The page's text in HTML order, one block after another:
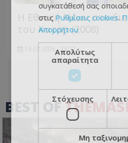
Η Εθνική Νέων στο
του Κατάρ (2008)
15.07.2026 - 15:27
BEST OF
συγκατάθεσή σας
στις Ρυθμίσεις cookies.
Απορρήτου
Απολύτως
απαραίτητα
Στόχευσης
Μη